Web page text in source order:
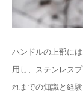
ハンドルの上部に
用し、ステンレス
れまでの知識と経